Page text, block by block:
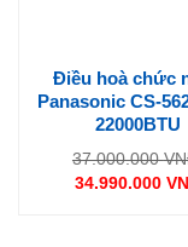
Điều hoà chức
Panasonic CS-
22000BTU
37.000.000
34.990.000